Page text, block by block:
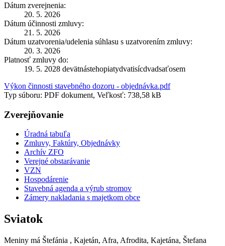
Dátum zverejnenia:
20. 5. 2026
Dátum účinnosti zmluvy:
21. 5. 2026
Dátum uzatvorenia/udelenia súhlasu s uzatvorením zmluvy:
20. 3. 2026
Platnosť zmluvy do:
19. 5. 2028 devätnástehopiatydvatisícdvadsaťosem
Výkon činnosti stavebného dozoru - objednávka.pdf
Typ súboru: PDF dokument, Veľkosť: 738,58 kB
Zverejňovanie
Úradná tabuľa
Zmluvy, Faktúry, Objednávky
Archív ZFO
Verejné obstarávanie
VZN
Hospodárenie
Stavebná agenda a výrub stromov
Zámery nakladania s majetkom obce
Sviatok
Meniny má Štefánia , Kajetán, Afra, Afrodita, Kajetána, Štefana